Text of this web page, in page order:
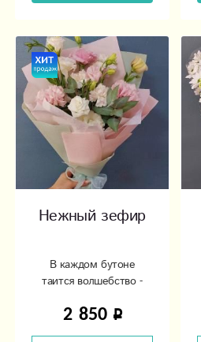
Нежный зефир
В каждом бутоне
таится волшебство -
2 850